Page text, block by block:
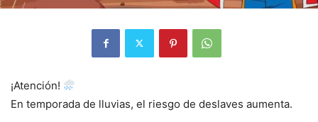
¡Atención!
En temporada de lluvias, el riesgo de deslaves aumenta.